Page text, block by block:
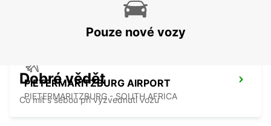
KWAZULU NATAL - SOUTH AFRICA
PIETERMARITZBURG AIRPORT
PIETERMARITZBURG - SOUTH AFRICA
Pouze nové vozy
Dobré vědět
Co mít s sebou při vyzvednutí vozu